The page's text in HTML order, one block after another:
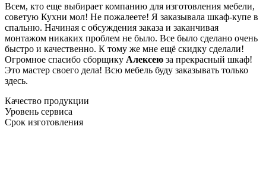
Всем, кто еще выбирает компанию для изготовления мебели,
советую Кухни мол! Не пожалеете! Я заказывала шкаф-купе в
спальню. Начиная с обсуждения заказа и заканчивая
монтажом никаких проблем не было. Все было сделано очень
быстро и качественно. К тому же мне ещё скидку сделали!
Огромное спасибо сборщику Алексею за прекрасный шкаф!
Это мастер своего дела! Всю мебель буду заказывать только
здесь.
Качество продукции
Уровень сервиса
Срок изготовления